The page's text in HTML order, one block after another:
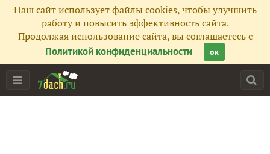
Наш сайт использует файлы cookies, чтобы улучшить
работу и повысить эффективность сайта.
Продолжая использование сайта, вы соглашаетесь с
Политикой конфиденциальности
ок